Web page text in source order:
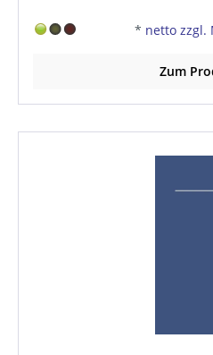
* netto zzgl.
Zum